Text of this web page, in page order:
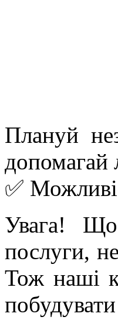
Плануй
допомагай
✅
Увага!
послуги,
Тож наші